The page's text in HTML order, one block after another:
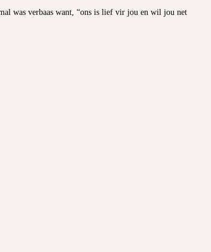
was verbaas want, “ons is lief vir jou en wil jou net